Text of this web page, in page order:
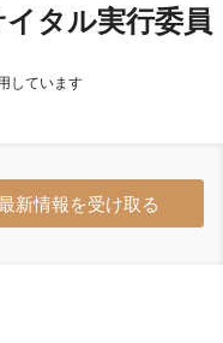
タル実行委員
しています
新情報を受け取る